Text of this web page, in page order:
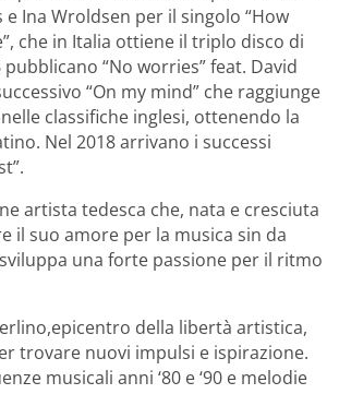
e Ina Wroldsen per il singolo “How
che in Italia ottiene il triplo disco di
“No worries” feat. David
“On my mind” che raggiunge
classifiche inglesi, ottenendo la
Nel 2018 arrivano i successi
artista tedesca che, nata e cresciuta
il suo amore per la musica sin da
una forte passione per il ritmo
della libertà artistica,
trovare nuovi impulsi e ispirazione.
musicali anni ‘80 e ‘90 e melodie